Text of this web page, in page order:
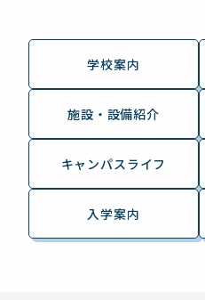
学校案内
施設・設備紹介
キャンパスライフ
入学案内